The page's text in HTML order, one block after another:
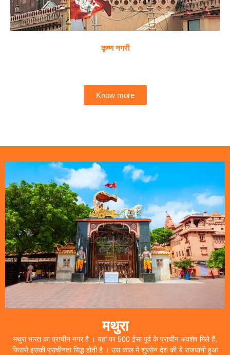
कृष्ण नगरी
Know more
मथुरा
मथुरा भारत का प्राचीन नगर है । यहां पर 500 ईसा पूर्व के प्राचीन अवशेष मिले हैं,
जिससे इसकी प्राचीनता सिद्ध होती है । उस काल में शूरसेन देश की ये राजधानी हुआ